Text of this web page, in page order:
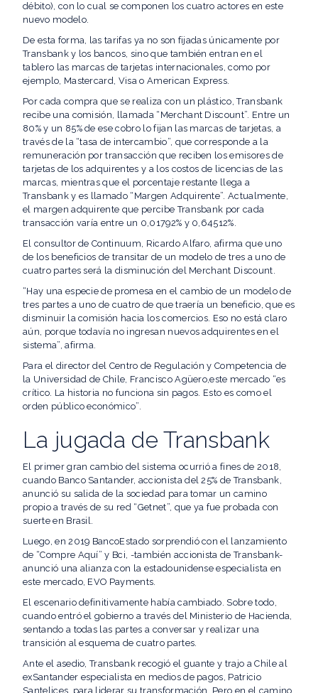
débito), con lo cual se componen los cuatro actores en este
nuevo modelo.
De esta forma, las tarifas ya no son fijadas únicamente por
Transbank y los bancos, sino que también entran en el
tablero las marcas de tarjetas internacionales, como por
ejemplo, Mastercard, Visa o American Express.
Por cada compra que se realiza con un plástico, Transbank
recibe una comisión, llamada “Merchant Discount”. Entre un
80% y un 85% de ese cobro lo fijan las marcas de tarjetas, a
través de la “tasa de intercambio”, que corresponde a la
remuneración por transacción que reciben los emisores de
tarjetas de los adquirentes y a los costos de licencias de las
marcas, mientras que el porcentaje restante llega a
Transbank y es llamado “Margen Adquirente”. Actualmente,
el margen adquirente que percibe Transbank por cada
transacción varía entre un 0,01792% y 0,64512%.
El consultor de Continuum, Ricardo Alfaro, afirma que uno
de los beneficios de transitar de un modelo de tres a uno de
cuatro partes será la disminución del Merchant Discount.
“Hay una especie de promesa en el cambio de un modelo de
tres partes a uno de cuatro de que traería un beneficio, que es
disminuir la comisión hacia los comercios. Eso no está claro
aún, porque todavía no ingresan nuevos adquirentes en el
sistema”, afirma.
Para el director del Centro de Regulación y Competencia de
la Universidad de Chile, Francisco Agüero,este mercado “es
crítico. La historia no funciona sin pagos. Esto es como el
orden público económico”.
La jugada de Transbank
El primer gran cambio del sistema ocurrió a fines de 2018,
cuando Banco Santander, accionista del 25% de Transbank,
anunció su salida de la sociedad para tomar un camino
propio a través de su red “Getnet”, que ya fue probada con
suerte en Brasil.
Luego, en 2019 BancoEstado sorprendió con el lanzamiento
de “Compre Aquí” y Bci, -también accionista de Transbank-
anunció una alianza con la estadounidense especialista en
este mercado, EVO Payments.
El escenario definitivamente había cambiado. Sobre todo,
cuando entró el gobierno a través del Ministerio de Hacienda,
sentando a todas las partes a conversar y realizar una
transición al esquema de cuatro partes.
Ante el asedio, Transbank recogió el guante y trajo a Chile al
exSantander especialista en medios de pagos, Patricio
Santelices, para liderar su transformación. Pero en el camino